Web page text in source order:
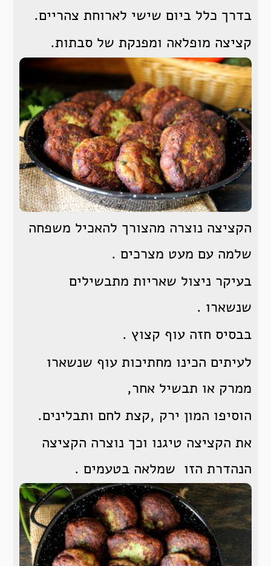
בדרך כלל ביום שישי לארוחת צהריים.
קציצה מופלאה ומפנקת של סבתות.
הקציצה נוצרה מהצורך להאכיל משפחה
שלמה עם מעט מצרכים .
בעיקר ניצול שאריות מתבשילים
שנשארו .
בבסיס חזה עוף קצוץ .
לעיתים הכינו מחתיכות עוף שנשארו
ממרק או תבשיל אחר,
הוסיפו המון ירק ,קצת לחם ותבלינים.
את הקציצה טיגנו וכך נוצרה הקציצה
הנהדרת הזו שמלאה בטעמים .